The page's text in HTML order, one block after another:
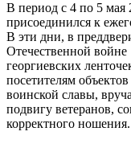
В период с 4 по 5 мая
присоединился к
В эти дни, в
Отечественной войне
георгиевских
посетителям
воинской славы,
подвигу ветеранов,
корректного ношения.